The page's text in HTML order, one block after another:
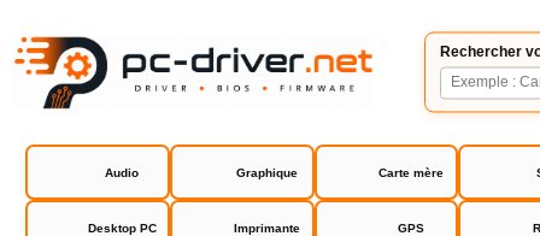
Rechercher
Audio Graphique Carte mère
Desktop PC Imprimante GPS